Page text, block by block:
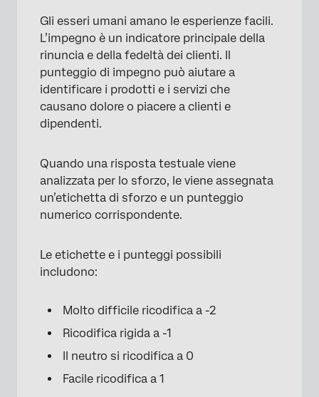
Gli esseri umani amano le esperienze facili.
L’impegno è un indicatore principale della
rinuncia e della fedeltà dei clienti. Il
punteggio di impegno può aiutare a
identificare i prodotti e i servizi che
causano dolore o piacere a clienti e
dipendenti.
Quando una risposta testuale viene
analizzata per lo sforzo, le viene assegnata
un’etichetta di sforzo e un punteggio
numerico corrispondente.
Le etichette e i punteggi possibili
includono:
Molto difficile ricodifica a -2
Ricodifica rigida a -1
Il neutro si ricodifica a 0
Facile ricodifica a 1